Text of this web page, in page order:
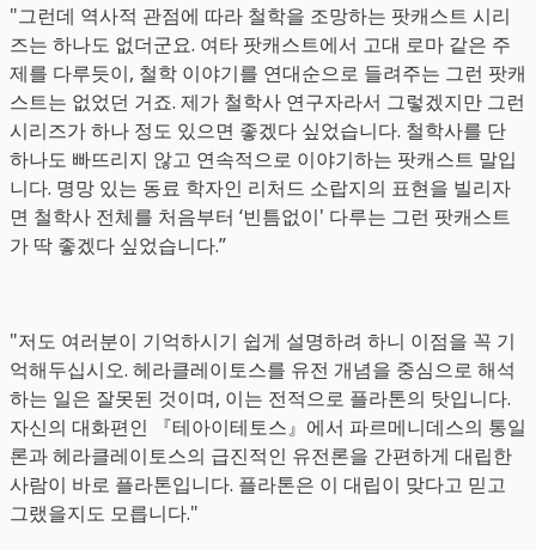
"그런데 역사적 관점에 따라 철학을 조망하는 팟캐스트 시리
즈는 하나도 없더군요. 여타 팟캐스트에서 고대 로마 같은 주
제를 다루듯이, 철학 이야기를 연대순으로 들려주는 그런 팟캐
스트는 없었던 거죠. 제가 철학사 연구자라서 그렇겠지만 그런
시리즈가 하나 정도 있으면 좋겠다 싶었습니다. 철학사를 단
하나도 빠뜨리지 않고 연속적으로 이야기하는 팟캐스트 말입
니다. 명망 있는 동료 학자인 리처드 소랍지의 표현을 빌리자
면 철학사 전체를 처음부터 ‘빈틈없이' 다루는 그런 팟캐스트
가 딱 좋겠다 싶었습니다.”
"저도 여러분이 기억하시기 쉽게 설명하려 하니 이점을 꼭 기
억해두십시오. 헤라클레이토스를 유전 개념을 중심으로 해석
하는 일은 잘못된 것이며, 이는 전적으로 플라톤의 탓입니다.
자신의 대화편인 『테아이테토스』에서 파르메니데스의 통일
론과 헤라클레이토스의 급진적인 유전론을 간편하게 대립한
사람이 바로 플라톤입니다. 플라톤은 이 대립이 맞다고 믿고
그랬을지도 모릅니다."